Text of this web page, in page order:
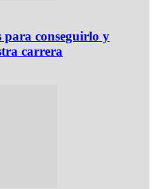
para conseguirlo y
carrera